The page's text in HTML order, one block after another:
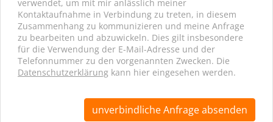
verwendet, um mit mir anlässlich meiner
Kontaktaufnahme in Verbindung zu treten, in diesem
Zusammenhang zu kommunizieren und meine Anfrage
zu bearbeiten und abzuwickeln. Dies gilt insbesondere
für die Verwendung der E-Mail-Adresse und der
Telefonnummer zu den vorgenannten Zwecken. Die
Datenschutzerklärung kann hier eingesehen werden.
unverbindliche Anfrage absenden